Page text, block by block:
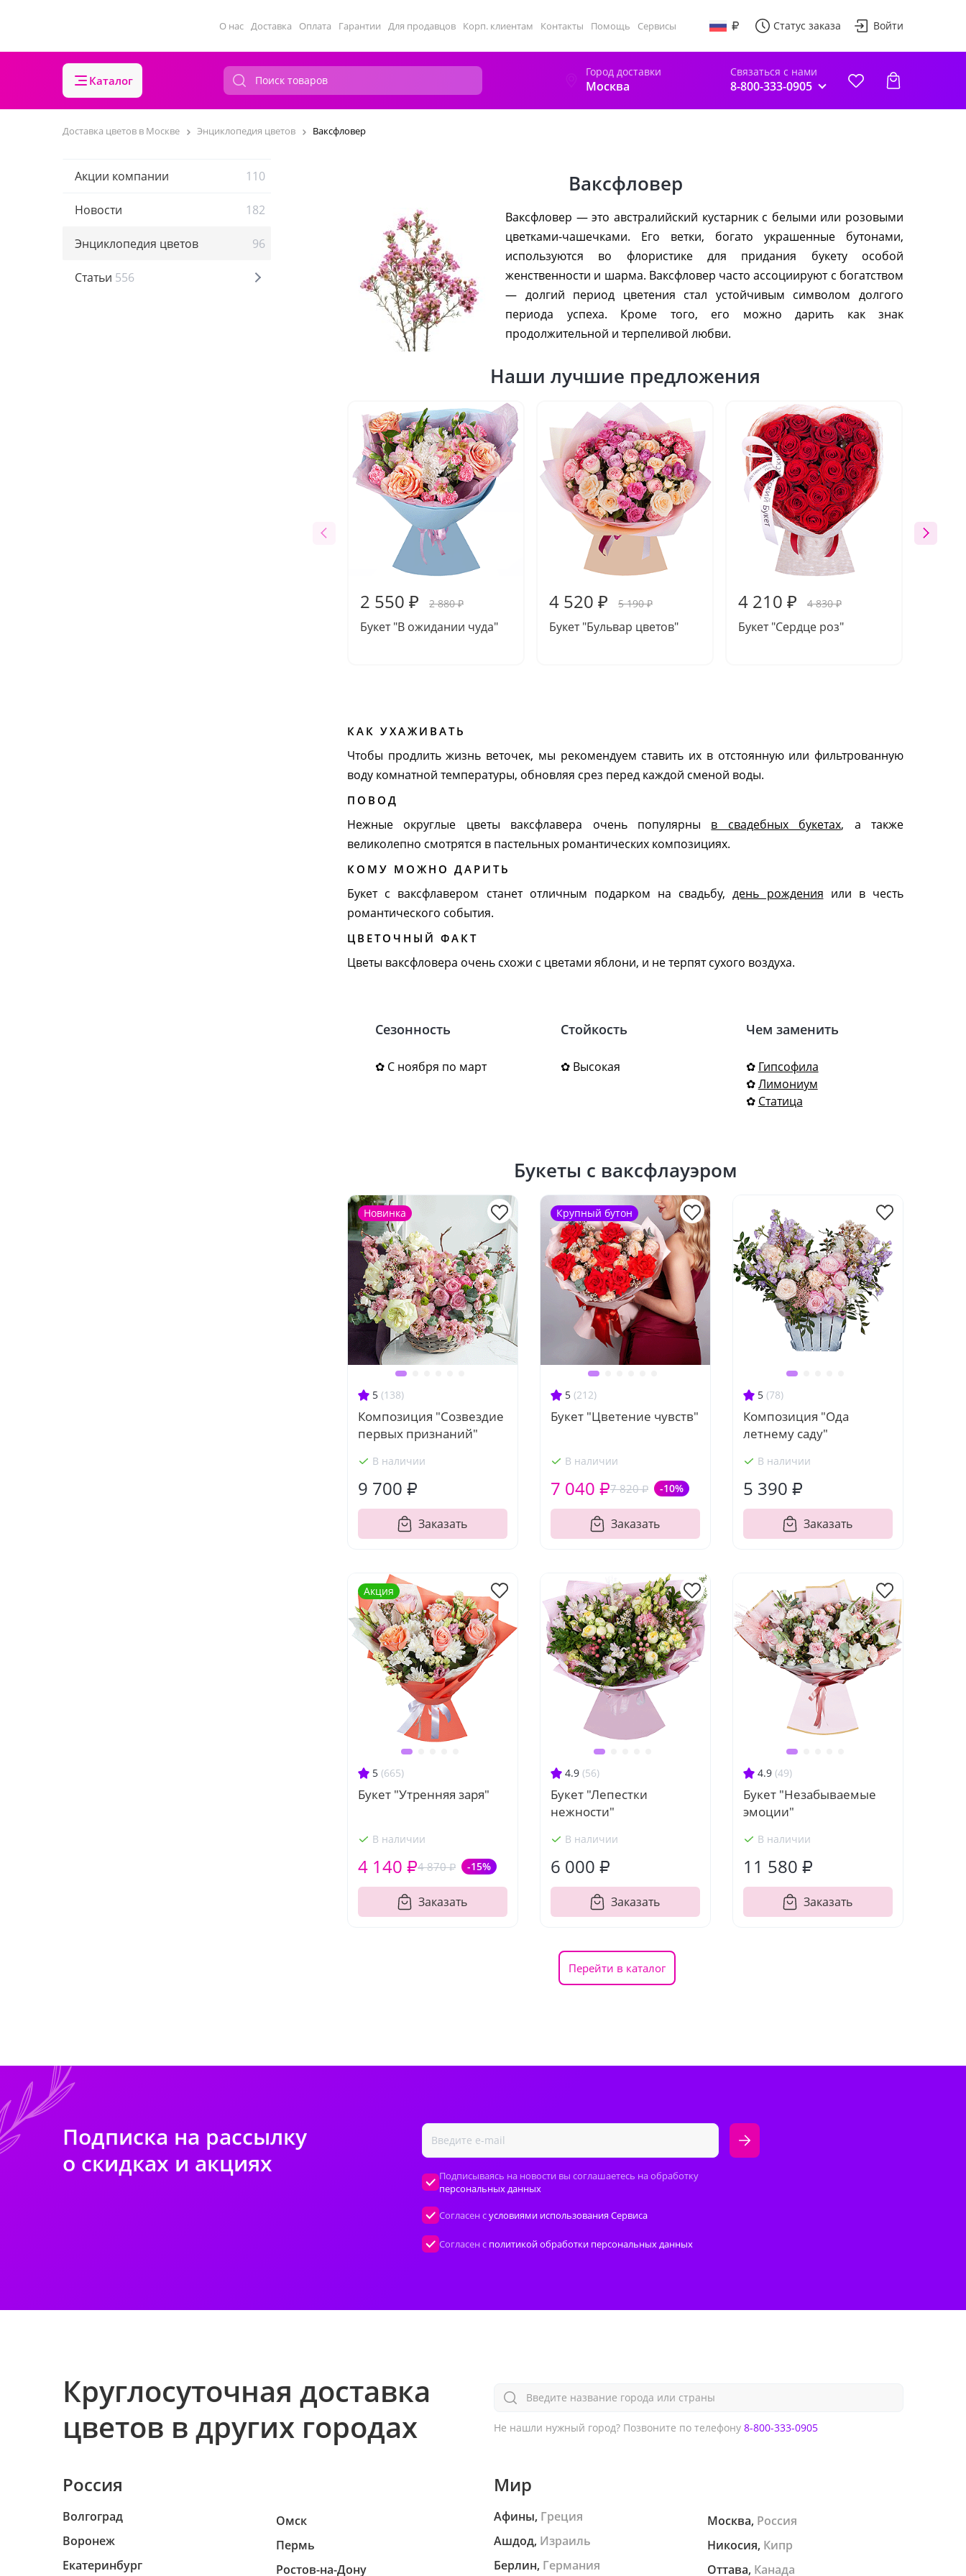
О нас Доставка Оплата Гарантии Для продавцов Корп. клиентам Контакты Помощь Сервисы Статус заказа Войти
Каталог
Город доставки
Москва
Связаться с нами
8-800-333-0905
Доставка цветов в Москве Энциклопедия цветов Ваксфловер
Акции компании 110
Новости 182
Энциклопедия цветов 96
Статьи 556
Ваксфловер
Ваксфловер — это австралийский кустарник с белыми или розовыми
цветками-чашечками. Его ветки, богато украшенные бутонами,
используются во флористике для придания букету особой
женственности и шарма. Ваксфловер часто ассоциируют с богатством
— долгий период цветения стал устойчивым символом долгого
периода успеха. Кроме того, его можно дарить как знак
продолжительной и терпеливой любви.
Наши лучшие предложения
2 550 ₽ 2 880 ₽
Букет "В ожидании чуда"
4 520 ₽ 5 190 ₽
Букет "Бульвар цветов"
4 210 ₽ 4 830 ₽
Букет "Сердце роз"
КАК УХАЖИВАТЬ
Чтобы продлить жизнь веточек, мы рекомендуем ставить их в отстоянную или фильтрованную
воду комнатной температуры, обновляя срез перед каждой сменой воды.
ПОВОД
Нежные округлые цветы ваксфлавера очень популярны в свадебных букетах, а также
великолепно смотрятся в пастельных романтических композициях.
КОМУ МОЖНО ДАРИТЬ
Букет с ваксфлавером станет отличным подарком на свадьбу,день рождения или в честь
романтического события.
ЦВЕТОЧНЫЙ ФАКТ
Цветы ваксфловера очень схожи с цветами яблони, и не терпят сухого воздуха.
Сезонность
✿ С ноября по март
Стойкость
✿ Высокая
Чем заменить
✿ Гипсофила
✿Лимониум
✿ Статица
Букеты с ваксфлауэром
5 (138)
Композиция "Созвездие
первых признаний"
В наличии
9 700 ₽
Заказать
Новинка
5 (212)
Букет "Цветение чувств"
В наличии
7 820 ₽ -10%
7 040 ₽
Заказать
Крупный бутон
5 (78)
Композиция "Ода
летнему саду"
В наличии
5 390 ₽
Заказать
5 (665)
Букет "Утренняя заря"
В наличии
4 870 ₽ -15%
4 140 ₽
Заказать
Акция
4.9 (56)
Букет "Лепестки
нежности"
В наличии
6 000 ₽
Заказать
4.9 (49)
Букет "Незабываемые
эмоции"
В наличии
11 580 ₽
Заказать
Перейти в каталог
Подписка на рассылку
о скидках и акциях
Подписываясь на новости вы соглашаетесь на обработку
персональных данных
Согласен сусловиями использования Сервиса
Согласен с политикой обработки персональных данных
Круглосуточная доставка
цветов в других городах
Введите название города или страны
Россия
Волгоград
Воронеж
Екатеринбург
Омск
Пермь
Ростов-на-Дону
Мир
Афины, Греция
Ашдод, Израиль
Берлин, Германия
Москва, Россия
Никосия, Кипр
Оттава, Канада
Не нашли нужный город? Позвоните по телефону 8-800-333-0905